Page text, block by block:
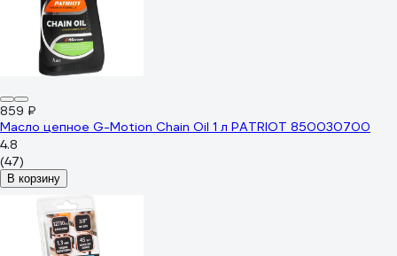
859 ₽
Масло цепное G-Motion Chain Oil 1 л PATRIOT 850030700
4.8
(47)
В корзину